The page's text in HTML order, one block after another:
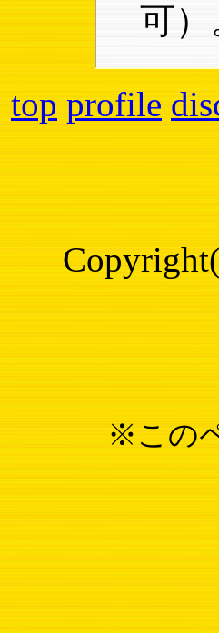
可）
top profile
※この